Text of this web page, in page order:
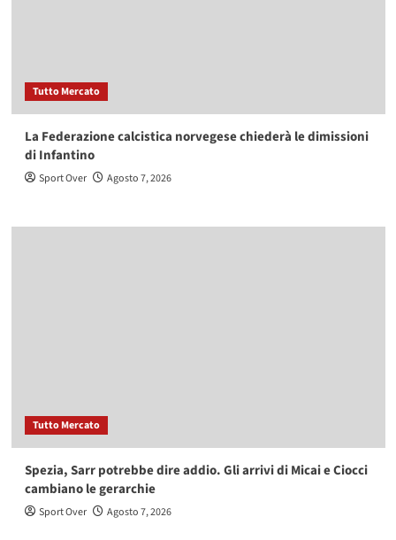
Tutto Mercato
La Federazione calcistica norvegese chiederà le dimissioni
di Infantino
Sport Over Agosto 7, 2026
Tutto Mercato
Spezia, Sarr potrebbe dire addio. Gli arrivi di Micai e Ciocci
cambiano le gerarchie
Sport Over Agosto 7, 2026